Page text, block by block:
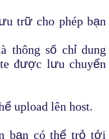
u trữ cho phép bạn
thông số chỉdung
được lưu chuyển
ể upload lên host.
bạn có thể trỏ tới